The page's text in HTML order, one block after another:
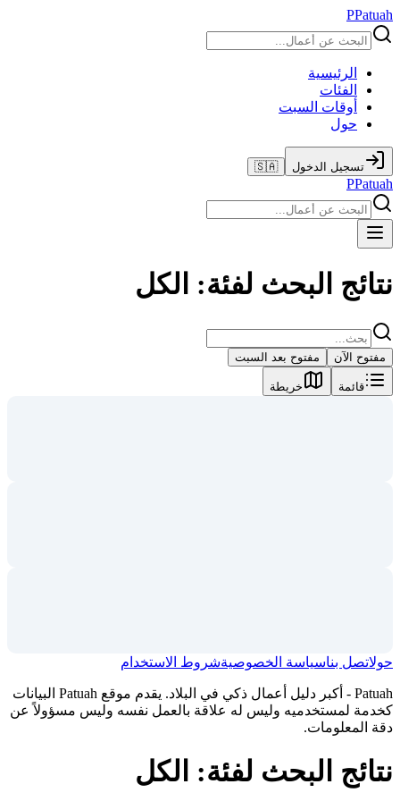
PPatuah
الرئيسية
الفئات
أوقات السبت
حول
تسجيل الدخول 🇸🇦
PPatuah
نتائج البحث لفئة: الكل
مفتوح الآن مفتوح بعد السبت
قائمة خريطة
حولاتصل بناسياسة الخصوصيةشروط الاستخدام
Patuah - أكبر دليل أعمال ذكي في البلاد. يقدم موقع Patuah البيانات
كخدمة لمستخدميه وليس له علاقة بالعمل نفسه وليس مسؤولاً عن
دقة المعلومات.
نتائج البحث لفئة: الكل